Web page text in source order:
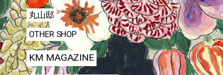
丸山邸
OTHER SHOP
KM MAGAZINE